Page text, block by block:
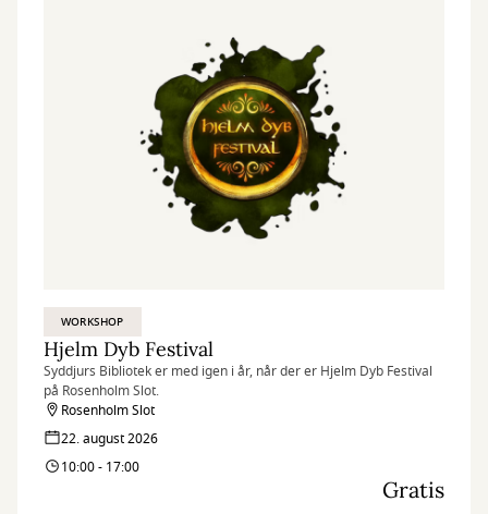
WORKSHOP
Hjelm Dyb Festival
Syddjurs Bibliotek er med igen i år, når der er Hjelm Dyb Festival
på Rosenholm Slot.
Rosenholm Slot
22. august 2026
10:00 - 17:00
Gratis